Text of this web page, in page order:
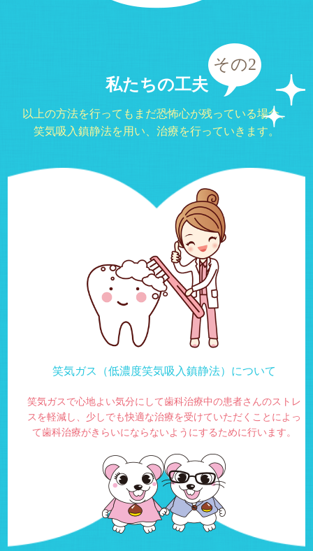
私たちの工夫
その2
以上の方法を行ってもまだ恐怖心が残っている場合、
笑気吸入鎮静法を用い、治療を行っていきます。
笑気ガス（低濃度笑気吸入鎮静法）について
笑気ガスで心地よい気分にして歯科治療中の患者さんのストレ
スを軽減し、少しでも快適な治療を受けていただくことによっ
て歯科治療がきらいにならないようにするために行います。